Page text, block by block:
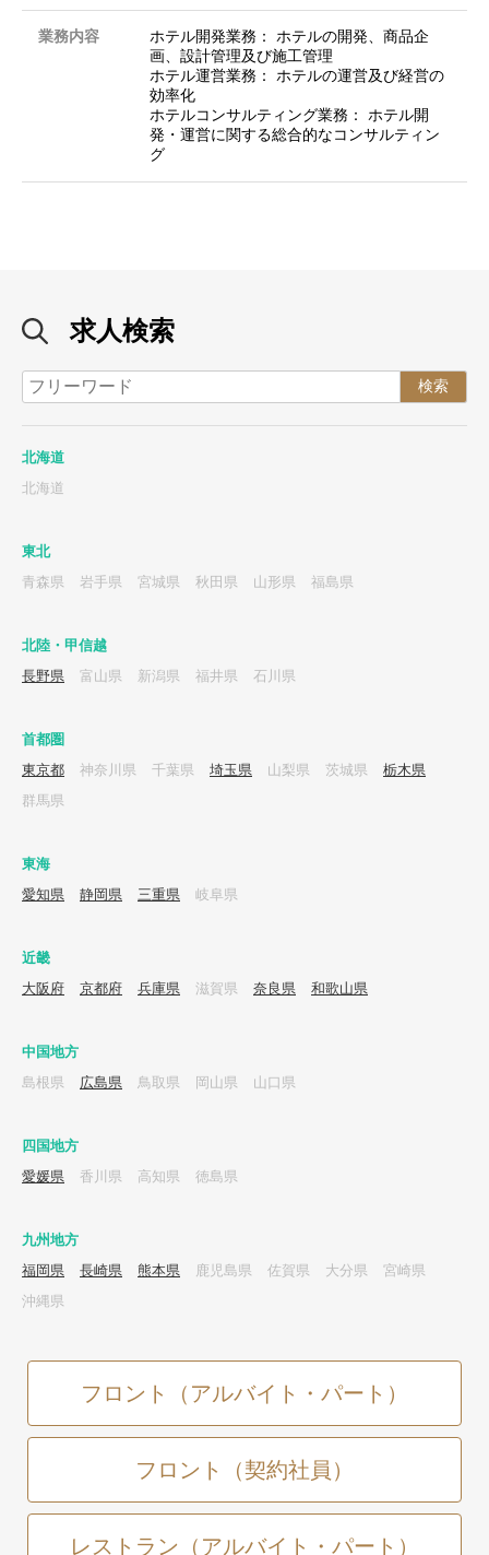
業務内容
ホテル開発業務： ホテルの開発、商品企
画、設計管理及び施工管理
ホテル運営業務： ホテルの運営及び経営の
効率化
ホテルコンサルティング業務： ホテル開
発・運営に関する総合的なコンサルティン
グ
求人検索
北海道
北海道
東北
青森県
岩手県 宮城県 秋田県 山形県 福島県
北陸・甲信越
長野県
富山県 新潟県 福井県 石川県
首都圏
東京都
神奈川県 千葉県 埼玉県 山梨県 茨城県
栃木県
群馬県
東海
愛知県
静岡県 三重県 岐阜県
近畿
大阪府
京都府 兵庫県 滋賀県 奈良県 和歌山県
中国地方
島根県
広島県 鳥取県 岡山県 山口県
四国地方
愛媛県
香川県 高知県 徳島県
九州地方
福岡県
長崎県 熊本県 鹿児島県 佐賀県 大分県
宮崎県
沖縄県
フロント（アルバイト・パート）
フロント（契約社員）
レストラン（アルバイト・パート）